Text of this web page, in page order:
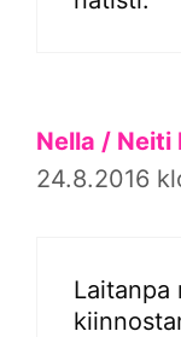
Nella /
24.8.2016
Laitanpa